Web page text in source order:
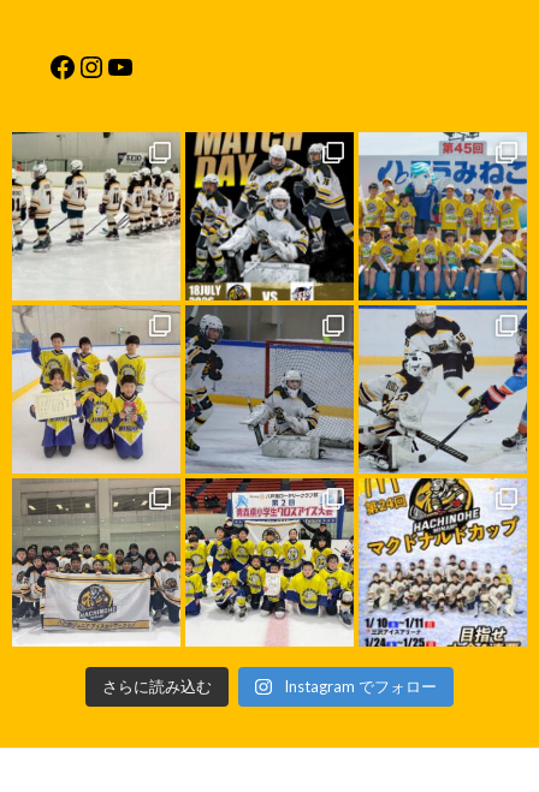
Facebook
Instagram
YouTube
さらに読み込む Instagram でフォロー